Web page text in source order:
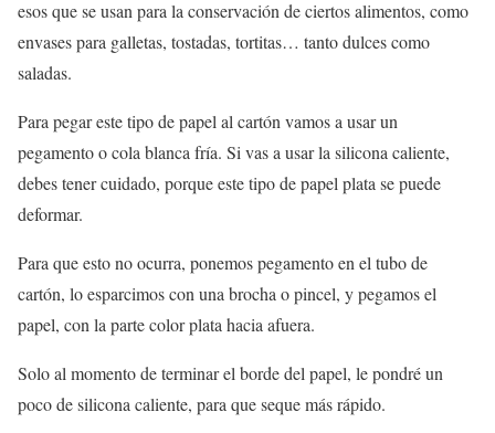
esos que se usan para la conservación de ciertos alimentos, como
envases para galletas, tostadas, tortitas… tanto dulces como
saladas.
Para pegar este tipo de papel al cartón vamos a usar un
pegamento o cola blanca fría. Si vas a usar la silicona caliente,
debes tener cuidado, porque este tipo de papel plata se puede
deformar.
Para que esto no ocurra, ponemos pegamento en el tubo de
cartón, lo esparcimos con una brocha o pincel, y pegamos el
papel, con la parte color plata hacia afuera.
Solo al momento de terminar el borde del papel, le pondré un
poco de silicona caliente, para que seque más rápido.